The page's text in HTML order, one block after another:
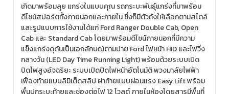
เกิดมาพร้อมลุย แกร่งในแบบคุณ รถกระบะพันธุ์แกร่งที่มาพร้อม
ดีไซน์สปอร์ตทั้งภายนอกและภายใน ซึ่งก็มีตัวถังให้เลือกตามสไตล์
และรูปแบบการใช้งานได้แก่ Ford Ranger Double Cab, Open
Cab และ Standard Cab โดยมาพร้อมดีไซน์ภายนอกที่มีความ
แข็งแกร่งดุดันเป็นเอกลักษณ์ตามปาย Ford ไฟหน้า HID และไฟวิ่ง
กลางวัน (LED Day Time Running Light) พร้อมด้วยระบบเปิด
ปิดไฟสูงอัจฉริยะ ระบบเปิดปิดไฟหน้าอัตโนมัติ พวงมาลัยไฟฟ้า
เฟืองท้ายแบบลิมิเต็ดสลิป ฝาท้ายแบบผ่อนแรง Easy Lift พร้อม
พื้นปูกระบะท้ายและช่องต่อไฟ 12 โวลต์ ภายในห้องโดยสารมีพื้นที่